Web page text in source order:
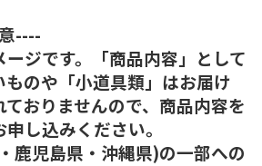
----
ジです。「商品内容」として
のや「小道具類」はお届け
おりませんので、商品内容を
し込みください。
鹿児島県・沖縄県)の一部への